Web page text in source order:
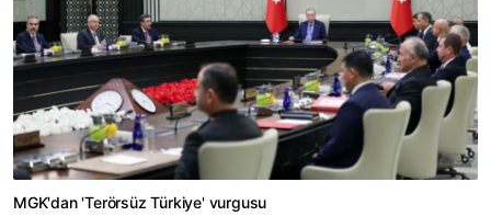
MGK'dan 'Terörsüz Türkiye' vurgusu